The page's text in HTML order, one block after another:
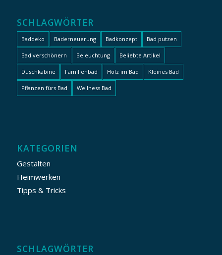
SCHLAGWÖRTER
Baddeko Baderneuerung Badkonzept Bad putzen
Bad verschönern Beleuchtung Beliebte Artikel
Duschkabine Familienbad Holz im Bad Kleines Bad
Pflanzen fürs Bad Wellness Bad
KATEGORIEN
Gestalten
Heimwerken
Tipps & Tricks
SCHLAGWÖRTER